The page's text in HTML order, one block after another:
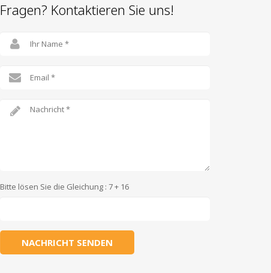
Fragen? Kontaktieren Sie uns!
Bitte lösen Sie die Gleichung : 7 + 16
NACHRICHT SENDEN